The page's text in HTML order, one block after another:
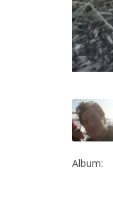
Album: